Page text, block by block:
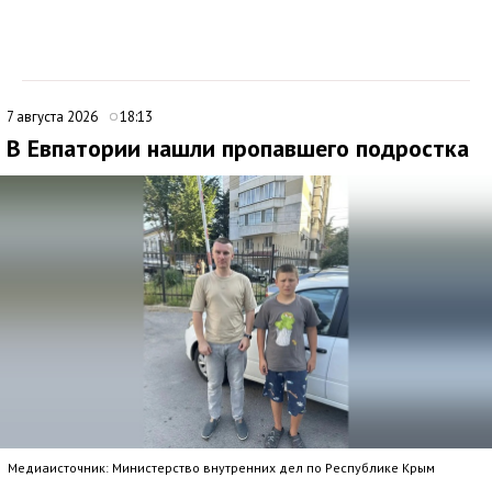
7 августа 2026 18:13
В Евпатории нашли пропавшего подростка
Медиаисточник: Министерство внутренних дел по Республике Крым